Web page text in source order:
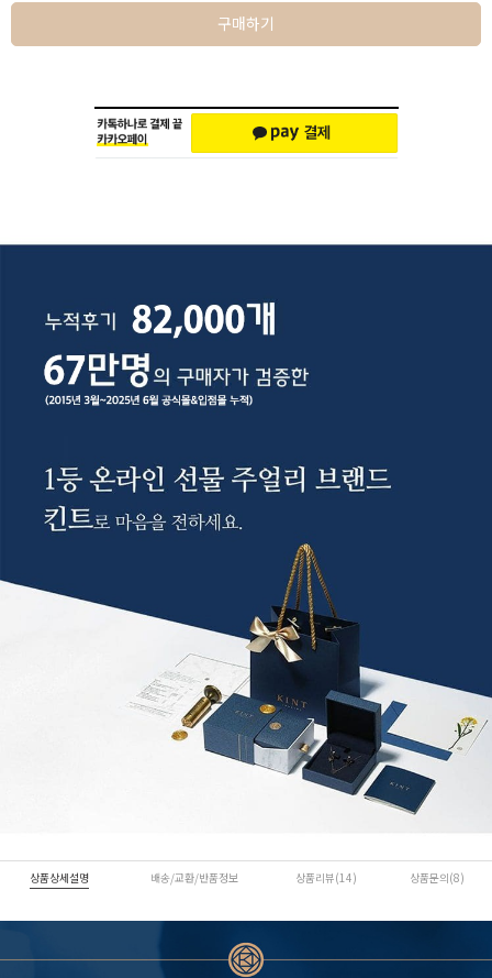
구매하기
상품상세설명 배송/교환/반품정보 상품리뷰(14) 상품문의(8)